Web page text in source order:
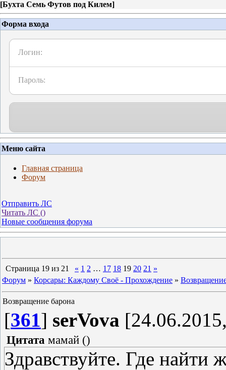
[Бухта Семь Футов под Килем]
Форма входа
Логин:
Пароль:
Меню сайта
Главная страница
Форум
Отправить ЛС
Читать ЛС ()
Новые сообщения форума
Страница 19 из 21 « 1 2 … 17 18 19 20 21 »
Форум » Корсары: Каждому Своё - Прохождение »
Возвращение барона
[361] serVova
Цитата мамай ()
Здравствуйте. Где найти